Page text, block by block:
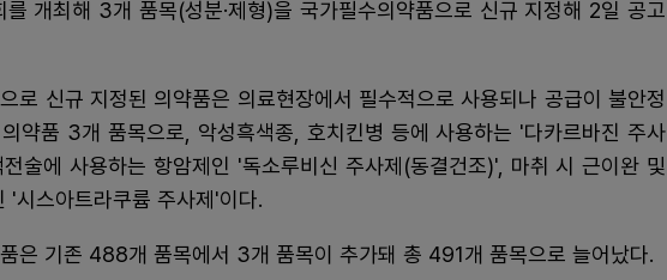
를 개최해 3개 품목(성분·제형)을 국가필수의약품으로 신규 지정해 2일 공고
로 신규 지정된 의약품은 의료현장에서 필수적으로 사용되나 공급이 불안정
약품 3개 품목으로, 악성흑색종, 호치킨병 등에 사용하는 '다카르바진 주사
술에 사용하는 항암제인 '독소루비신 주사제(동결건조)', 마취 시 근이완 및
'시스아트라쿠륨 주사제'이다.
은 기존 488개 품목에서 3개 품목이 추가돼 총 491개 품목으로 늘어났다.